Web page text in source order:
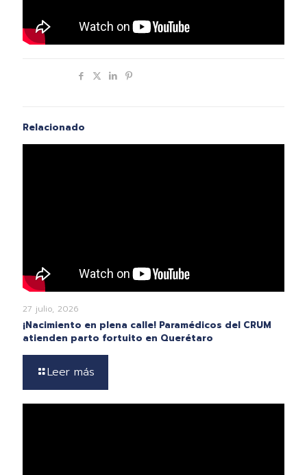
Relacionado
27 julio, 2026
¡Nacimiento en plena calle! Paramédicos del CRUM
atienden parto fortuito en Querétaro
Leer más